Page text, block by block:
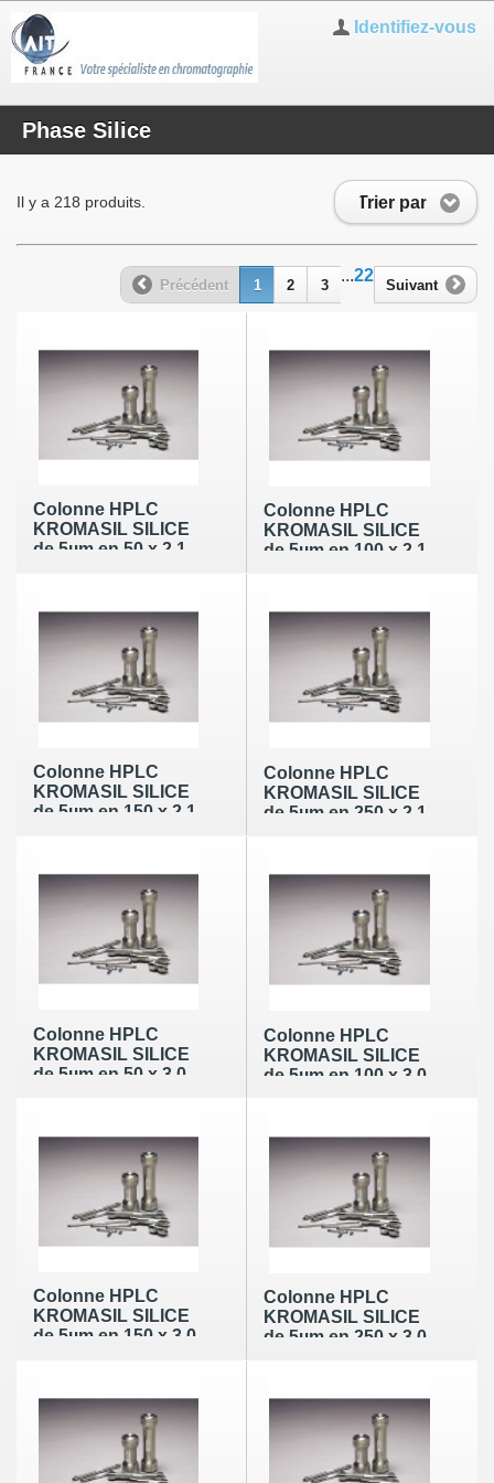
Identifiez-vous
Phase Silice
Trier par
Il y a 218 produits.
Précédent 1 2 3
...22
Suivant
Colonne HPLC
KROMASIL SILICE
de 5µm en 50 x 2,1
Colonne HPLC
KROMASIL SILICE
de 5µm en 100 x 2,1
Colonne HPLC
KROMASIL SILICE
de 5µm en 150 x 2,1
Colonne HPLC
KROMASIL SILICE
de 5µm en 250 x 2,1
Colonne HPLC
KROMASIL SILICE
de 5µm en 50 x 3,0
Colonne HPLC
KROMASIL SILICE
de 5µm en 100 x 3,0
Colonne HPLC
KROMASIL SILICE
de 5µm en 150 x 3,0
Colonne HPLC
KROMASIL SILICE
de 5µm en 250 x 3,0